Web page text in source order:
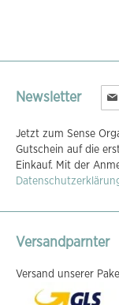
Newsletter
Sie
für
an:
Jetzt zum Sense
Gutschein auf die
Einkauf. Mit der
Versandparnter
Versand unserer